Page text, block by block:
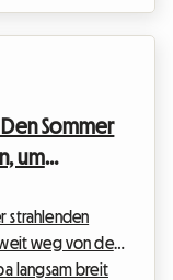
garantiert ist...
Sommer
um
strahlenden
weg von dem
langsam breit